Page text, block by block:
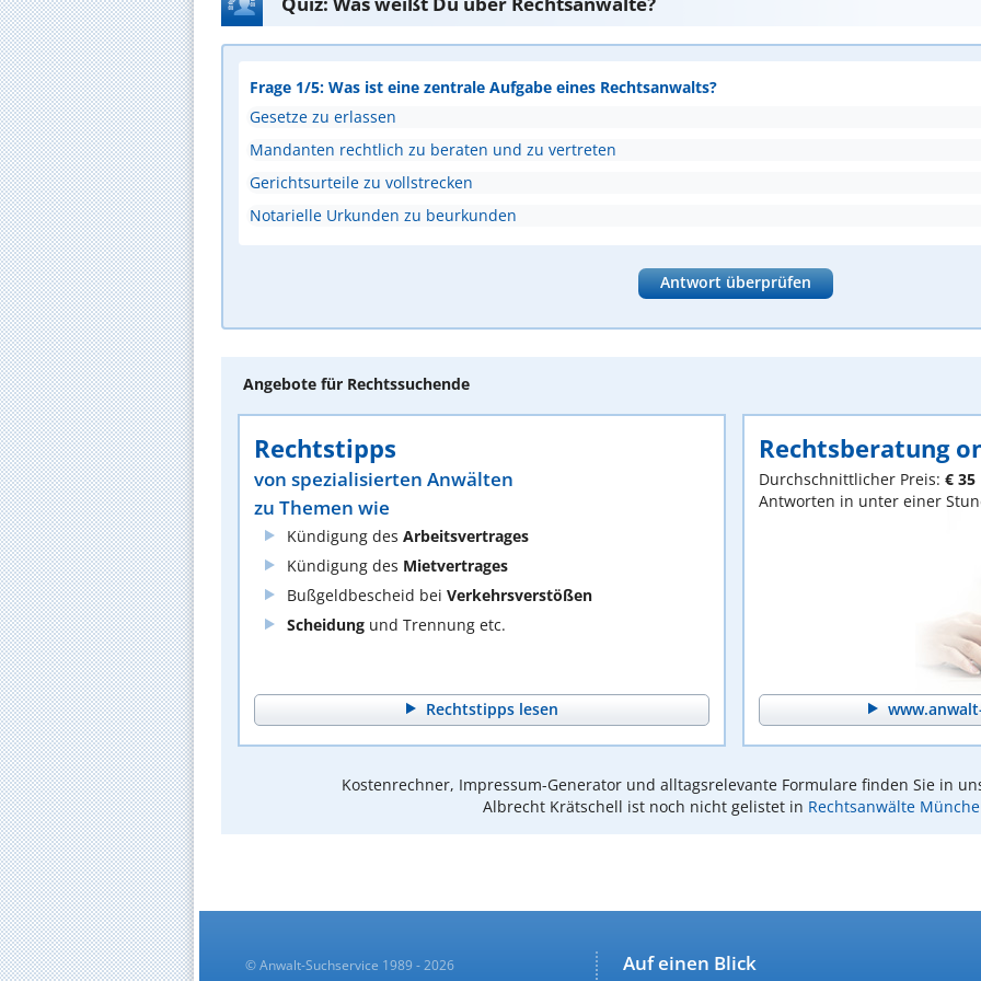
Frage 1/5: Was ist eine zentrale Aufgabe eines Rechtsanwalts?
Gesetze zu erlassen
Mandanten rechtlich zu beraten und zu vertreten
Gerichtsurteile zu vollstrecken
Notarielle Urkunden zu beurkunden
Antwort überprüfen
Angebote für Rechtssuchende
Rechtstipps
von spezialisierten Anwälten
zu Themen wie
Kündigung des Arbeitsvertrages
Kündigung des Mietvertrages
Bußgeldbescheid bei Verkehrsverstößen
Scheidung und Trennung etc.
Rechtstipps lesen
Rechtsberatung
Durchschnittlicher Preis: € 35
Antworten in unter einer
Kostenrechner, Impressum-Generator und alltagsrelevante Formulare finden Sie in
Albrecht Krätschell ist noch nicht gelistet in Rechtsanwälte
Auf einen Blick
© Anwalt-Suchservice 1989 - 2026